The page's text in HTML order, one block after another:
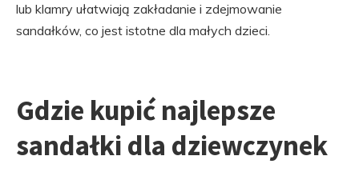
lub klamry ułatwiają zakładanie i zdejmowanie
sandałków, co jest istotne dla małych dzieci.
Gdzie kupić najlepsze
sandałki dla dziewczynek